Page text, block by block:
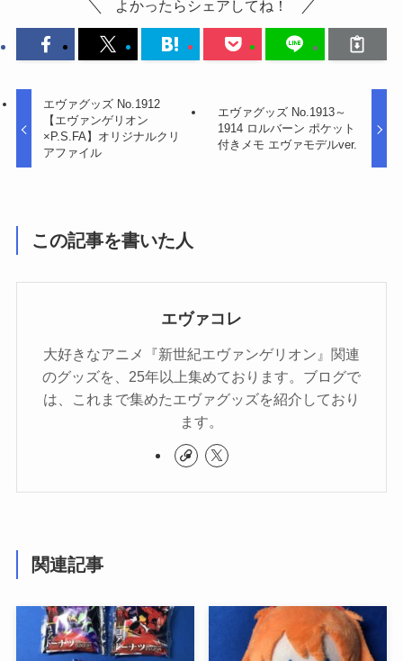
よかったらシェアしてね！
エヴァグッズ No.1912
【エヴァンゲリオン
×P.S.FA】オリジナルクリ
アファイル
エヴァグッズ No.1913～
1914 ロルバーン ポケット
付きメモ エヴァモデルver.
この記事を書いた人
エヴァコレ
大好きなアニメ『新世紀エヴァンゲリオン』関連
のグッズを、25年以上集めております。ブログで
は、これまで集めたエヴァグッズを紹介しており
ます。
関連記事